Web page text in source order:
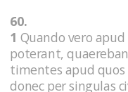
60.
1 Quando vero
poterant,
timentes apud
donec per singulas